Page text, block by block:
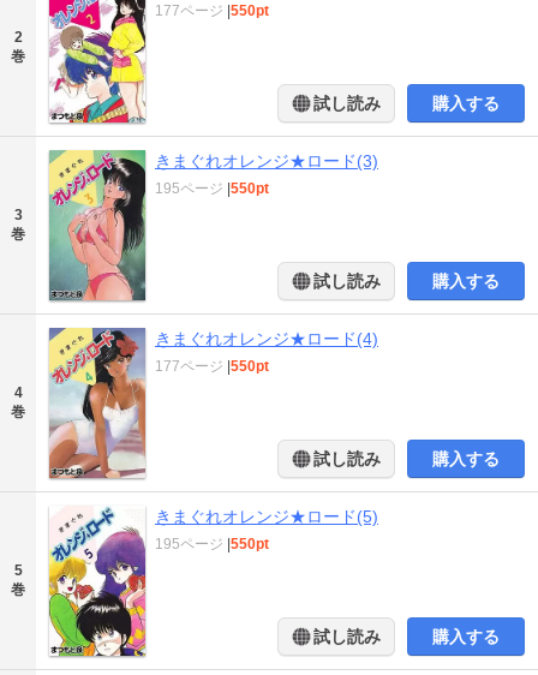
2
巻
177ページ |550pt
試し読み 購入する
3
巻
きまぐれオレンジ★ロード(3)
195ページ |550pt
試し読み 購入する
4
巻
きまぐれオレンジ★ロード(4)
177ページ |550pt
試し読み 購入する
5
巻
きまぐれオレンジ★ロード(5)
195ページ |550pt
試し読み 購入する